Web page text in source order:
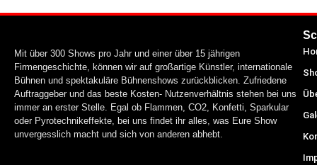
Mit über 300 Shows pro Jahr und einer über 15 jährigen
Firmengeschichte, können wir auf großartige Künstler, internationale
Bühnen und spektakuläre Bühnenshows zurückblicken. Zufriedene
Auftraggeber und das beste Kosten- Nutzenverhältnis stehen bei uns
immer an erster Stelle. Egal ob Flammen, CO2, Konfetti, Sparkular
oder Pyrotechnikeffekte, bei uns findet ihr alles, was Eure Show
unvergesslich macht und sich von anderen abhebt.